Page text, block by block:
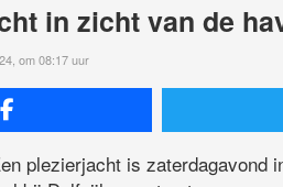
in zicht van de
om 08:17 uur
plezierjacht is zaterdagavond